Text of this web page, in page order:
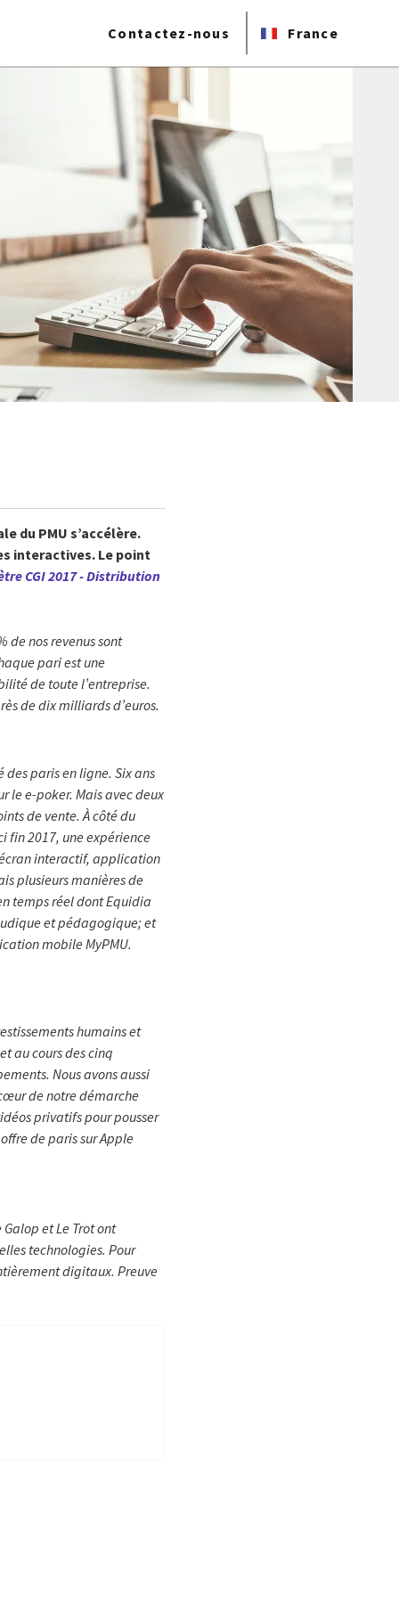
Contactez-nous France
du PMU s’accélère.
interactives. Le point
CGI 2017 - Distribution
de nos revenus sont
pari est une
de toute l’entreprise.
de dix milliards d’euros.
des paris en ligne. Six ans
le e-poker. Mais avec deux
de vente. À côté du
fin 2017, une expérience
interactif, application
plusieurs manières de
temps réel dont Equidia
et pédagogique; et
mobile MyPMU.
humains et
au cours des cinq
Nous avons aussi
de notre démarche
privatifs pour pousser
de paris sur Apple
et Le Trot ont
technologies. Pour
digitaux. Preuve